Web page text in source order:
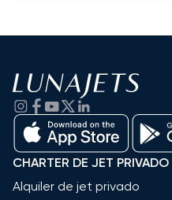
CHARTER DE JET PRIVADO
Alquiler de jet privado